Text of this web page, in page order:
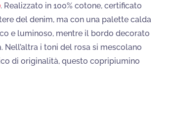
. Realizzato in 100% cotone, certificato
del denim, ma con una palette calda
e luminoso, mentre il bordo decorato
i toni del rosa si mescolano
di originalità, questo copripiumino